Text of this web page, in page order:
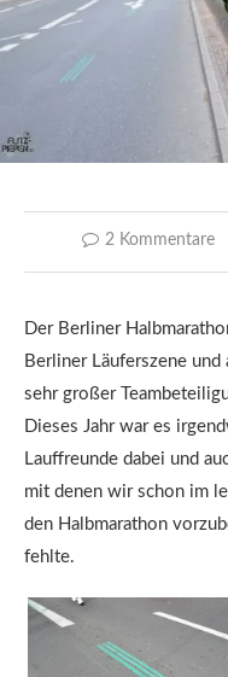
2 Kommentare
Der Berliner
Berliner Läuferszene
sehr großer
Dieses Jahr war es
Lauffreunde dabei und
mit denen wir schon im
den Halbmarathon
fehlte.